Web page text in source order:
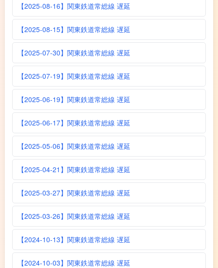
【2025-08-16】関東鉄道常総線 遅延
【2025-08-15】関東鉄道常総線 遅延
【2025-07-30】関東鉄道常総線 遅延
【2025-07-19】関東鉄道常総線 遅延
【2025-06-19】関東鉄道常総線 遅延
【2025-06-17】関東鉄道常総線 遅延
【2025-05-06】関東鉄道常総線 遅延
【2025-04-21】関東鉄道常総線 遅延
【2025-03-27】関東鉄道常総線 遅延
【2025-03-26】関東鉄道常総線 遅延
【2024-10-13】関東鉄道常総線 遅延
【2024-10-03】関東鉄道常総線 遅延